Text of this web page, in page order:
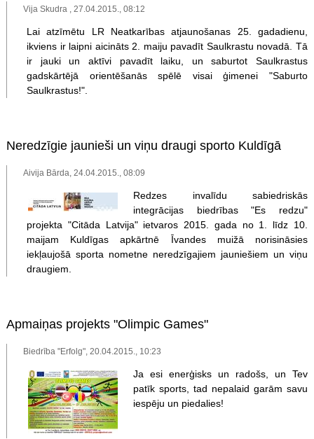
Vija Skudra , 27.04.2015., 08:12
Lai atzīmētu LR Neatkarības atjaunošanas 25. gadadienu,
ikviens ir laipni aicināts 2. maiju pavadīt Saulkrastu novadā. Tā
ir jauki un aktīvi pavadīt laiku, un saburtot Saulkrastus
gadskārtējā orientēšanās spēlē visai ģimenei "Saburto
Saulkrastus!".
Neredzīgie jaunieši un viņu draugi sporto Kuldīgā
Aivija Bārda, 24.04.2015., 08:09
Redzes invalīdu sabiedriskās
integrācijas biedrības "Es redzu"
projekta "Citāda Latvija" ietvaros 2015. gada no 1. līdz 10.
maijam Kuldīgas apkārtnē Īvandes muižā norisināsies
iekļaujošā sporta nometne neredzīgajiem jauniešiem un viņu
draugiem.
Apmaiņas projekts "Olimpic Games"
Biedrība "Erfolg", 20.04.2015., 10:23
Ja esi enerģisks un radošs, un Tev
patīk sports, tad nepalaid garām savu
iespēju un piedalies!